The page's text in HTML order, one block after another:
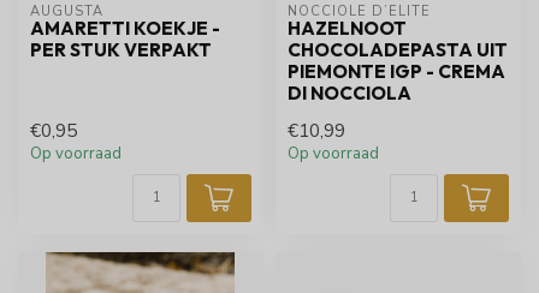
AUGUSTA
AMARETTI KOEKJE -
PER STUK VERPAKT
€0,95
Op voorraad
NOCCIOLE D’ELITE
HAZELNOOT
CHOCOLADEPASTA UIT
PIEMONTE IGP - CREMA
DI NOCCIOLA
€10,99
Op voorraad